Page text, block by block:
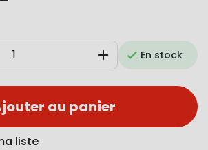
AugmenterEn stock
au panier
liste